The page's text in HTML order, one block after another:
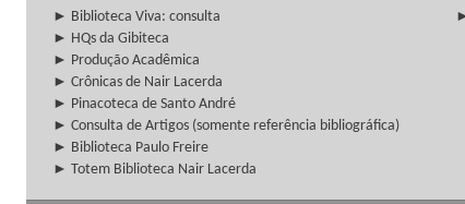
► Biblioteca Viva: consulta
► HQs da Gibiteca
► Produção Acadêmica
► Crônicas de Nair Lacerda
► Pinacoteca de Santo André
► Consulta de Artigos (somente referência bibliográfica)
► Biblioteca Paulo Freire
► Totem Biblioteca Nair Lacerda